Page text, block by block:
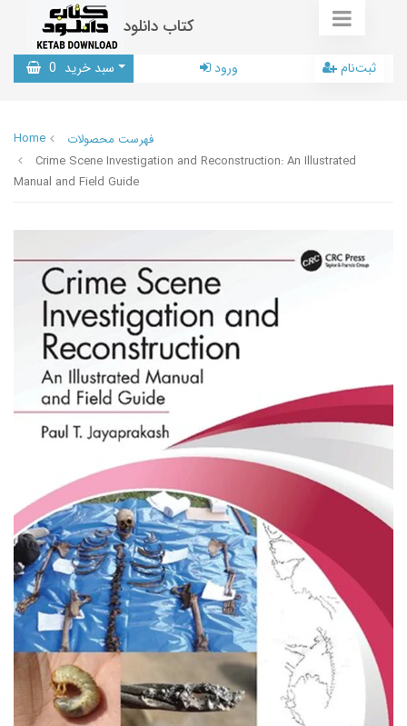
کتاب دانلود
سبد خرید 0 ورود ثبت‌نام
Home
فهرست محصولات
Crime Scene Investigation and Reconstruction: An Illustrated
Manual and Field Guide